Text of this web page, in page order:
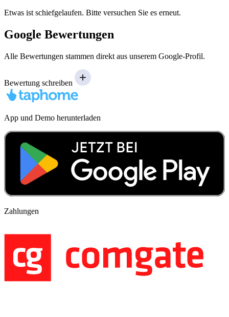
Etwas ist schiefgelaufen. Bitte versuchen Sie es erneut.
Google Bewertungen
Alle Bewertungen stammen direkt aus unserem Google-Profil.
Bewertung schreiben
App und Demo herunterladen
Zahlungen